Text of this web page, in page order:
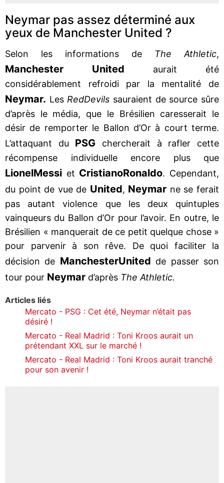
Neymar pas assez déterminé aux
yeux de Manchester United ?
Selon les informations de The Athletic,
Manchester United aurait été
considérablement refroidi par la mentalité de
Neymar. Les RedDevils sauraient de source sûre
d’après le média, que le Brésilien caresserait le
désir de remporter le Ballon d’Or à court terme.
L’attaquant du PSG chercherait à rafler cette
récompense individuelle encore plus que
LionelMessi et CristianoRonaldo. Cependant,
du point de vue de United, Neymar ne se ferait
pas autant violence que les deux quintuples
vainqueurs du Ballon d’Or pour l’avoir. En outre, le
Brésilien « manquerait de ce petit quelque chose »
pour parvenir à son rêve. De quoi faciliter la
décision de ManchesterUnited de passer son
tour pour Neymar d’après The Athletic.
Articles liés
Mercato - PSG : Cet été, Neymar n’était pas
désiré !
Mercato - Real Madrid : Toni Kroos aurait un
prétendant XXL sur le marché !
Mercato - Real Madrid : Toni Kroos aurait tranché
pour son avenir !